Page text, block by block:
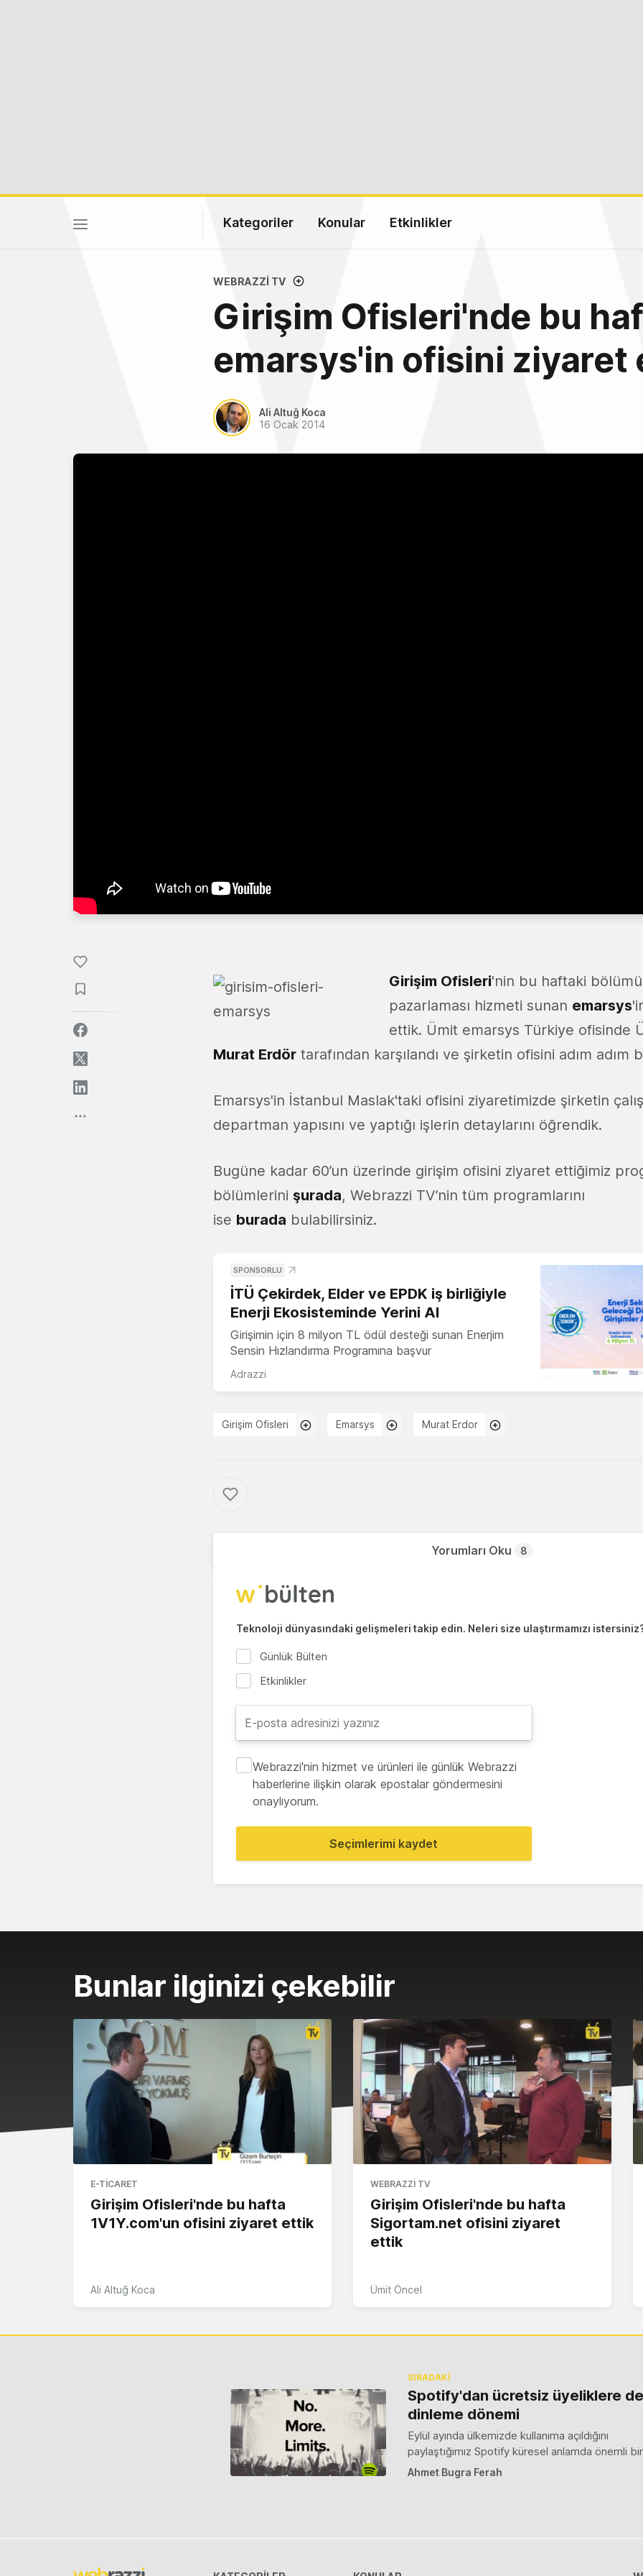
Kategoriler Konular Etkinlikler
WEBRAZZI TV
Girişim Ofisleri'nde bu
emarsys'in ofisini ziyaret
Ali Altuğ Koca
16 Ocak 2014
Girişim Ofisleri'nin bu haftaki
pazarlaması hizmeti sunan emarsys
ettik. Ümit emarsys Türkiye ofisinde
Murat Erdör tarafından karşılandı ve şirketin ofisini adım adım
Emarsys'in İstanbul Maslak'taki ofisini ziyaretimizde şirketin
departman yapısını ve yaptığı işlerin detaylarını öğrendik.
Bugüne kadar 60’un üzerinde girişim ofisini ziyaret ettiğimiz
bölümlerini şurada, Webrazzi TV’nin tüm programlarını
ise burada bulabilirsiniz.
SPONSORLU
İTÜ Çekirdek, Elder ve EPDK iş birliğiyle
Enerji Ekosisteminde Yerini Al
Girişimin için 8 milyon TL ödül desteği sunan Enerjim
Sensin Hızlandırma Programına başvur
Adrazzi
Girişim Ofisleri Emarsys Murat Erdor
Yorumları Oku 8
Teknoloji dünyasındaki gelişmeleri takip edin. Neleri size ulaştırmamızı
Günlük Bülten
Etkinlikler
Webrazzi'nin hizmet ve ürünleri ile günlük Webrazzi
haberlerine ilişkin olarak epostalar göndermesini
onaylıyorum.
Seçimlerimi kaydet
Bunlar ilginizi çekebilir
E-TICARET
Girişim Ofisleri'nde bu hafta
1V1Y.com'un ofisini ziyaret ettik
Ali Altuğ Koca
WEBRAZZI TV
Girişim Ofisleri'nde bu hafta
Sigortam.net ofisini ziyaret
ettik
Ümit Öncel
SIRADAKİ
Spotify'dan ücretsiz üyeliklere de
dinleme dönemi
Eylül ayında ülkemizde kullanıma açıldığını
paylaştığımız Spotify küresel anlamda önemli
Ahmet Bugra Ferah